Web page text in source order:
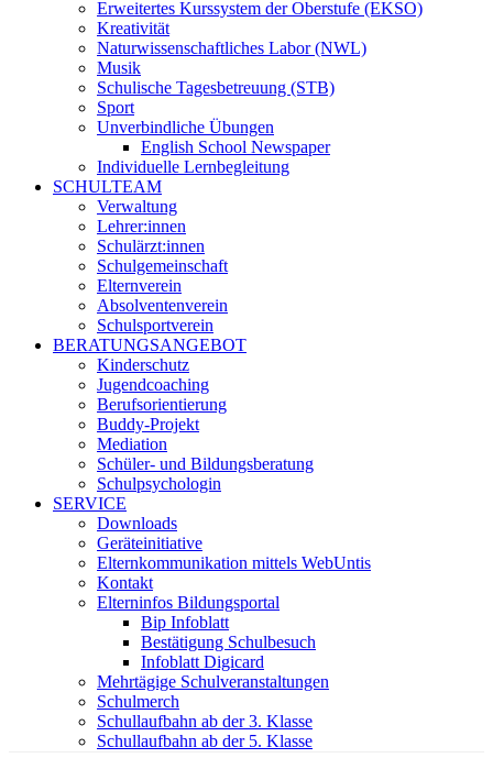
Erweitertes Kurssystem der Oberstufe (EKSO)
Kreativität
Naturwissenschaftliches Labor (NWL)
Musik
Schulische Tagesbetreuung (STB)
Sport
Unverbindliche Übungen
English School Newspaper
Individuelle Lernbegleitung
SCHULTEAM
Verwaltung
Lehrer:innen
Schulärzt:innen
Schulgemeinschaft
Elternverein
Absolventenverein
Schulsportverein
BERATUNGSANGEBOT
Kinderschutz
Jugendcoaching
Berufsorientierung
Buddy-Projekt
Mediation
Schüler- und Bildungsberatung
Schulpsychologin
SERVICE
Downloads
Geräteinitiative
Elternkommunikation mittels WebUntis
Kontakt
Elterninfos Bildungsportal
Bip Infoblatt
Bestätigung Schulbesuch
Infoblatt Digicard
Mehrtägige Schulveranstaltungen
Schulmerch
Schullaufbahn ab der 3. Klasse
Schullaufbahn ab der 5. Klasse